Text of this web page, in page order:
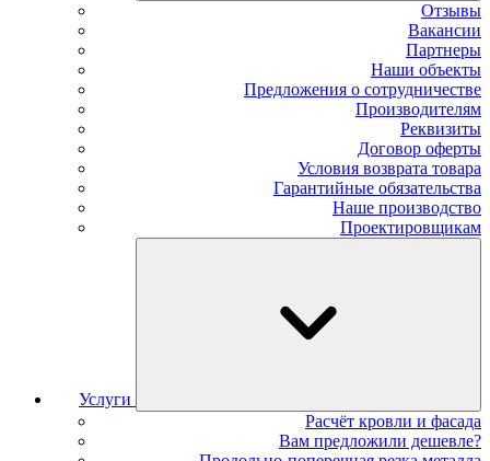
Отзывы
Вакансии
Партнеры
Наши объекты
Предложения о сотрудничестве
Производителям
Реквизиты
Договор оферты
Условия возврата товара
Гарантийные обязательства
Наше производство
Проектировщикам
Услуги
Расчёт кровли и фасада
Вам предложили дешевле?